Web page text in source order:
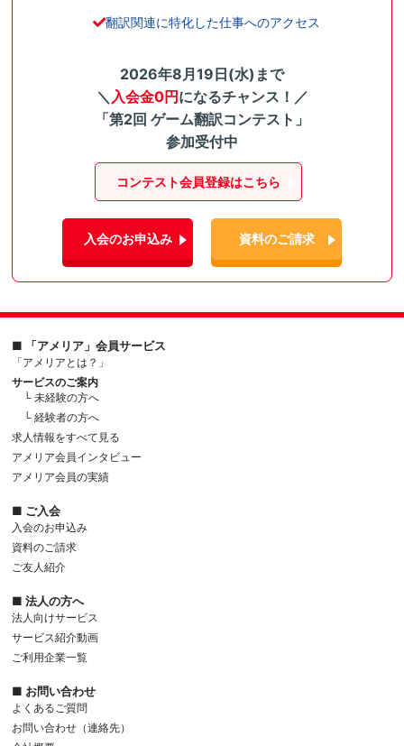
翻訳関連に特化した仕事へのアクセス
2026年8月19日(水)まで
＼ 入会金0円になるチャンス！／
「第2回 ゲーム翻訳コンテスト」
参加受付中
コンテスト会員登録はこちら
入会のお申込み 資料のご請求
■ 「アメリア」会員サービス
「アメリアとは？」
サービスのご案内
└ 未経験の方へ
└ 経験者の方へ
求人情報をすべて見る
アメリア会員インタビュー
アメリア会員の実績
■ ご入会
入会のお申込み
資料のご請求
ご友人紹介
■ 法人の方へ
法人向けサービス
サービス紹介動画
ご利用企業一覧
■ お問い合わせ
よくあるご質問
お問い合わせ（連絡先）